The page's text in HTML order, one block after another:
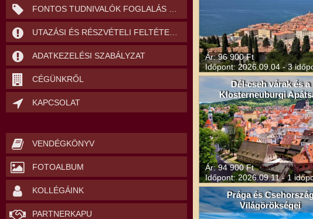
ADATKEZELÉSI SZABÁLYZAT
CÉGÜNKRŐL
KAPCSOLAT
VENDÉGKÖNYV
FOTOALBUM
KOLLÉGÁINK
PARTNERKAPU
Ár: 96 900 Ft
Időpont: 2026.09.04 - 3
Dél-cseh várak és a
Klosterneuburgi
Ár: 94 900 Ft
Időpont: 2026.09.11 - 1
Prága és
Világörökségei